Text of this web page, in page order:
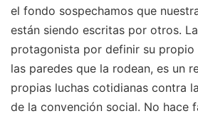
el fondo sospechamos que
están siendo escritas por otros.
protagonista por definir su propio
las paredes que la rodean, es un
propias luchas cotidianas contra
de la convención social. No hace